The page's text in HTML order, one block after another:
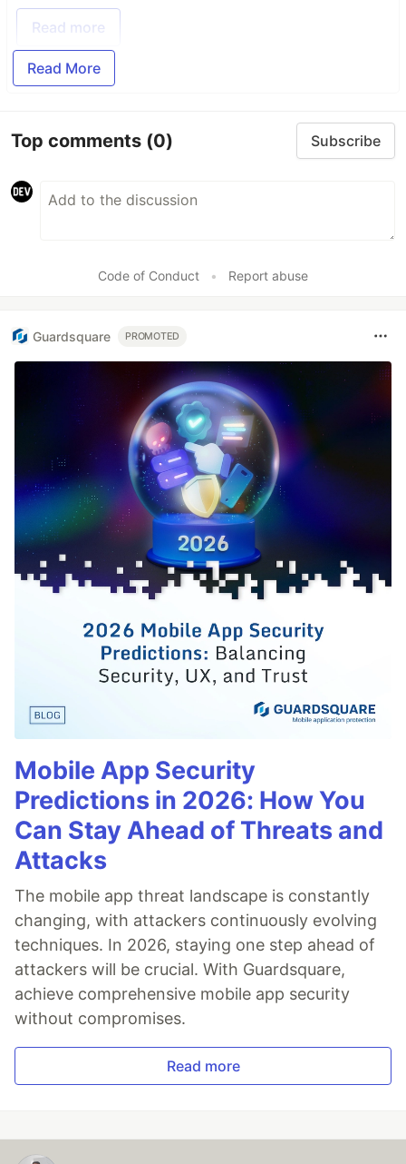
Read more
Read More
Top comments (0) Subscribe
Code of Conduct • Report abuse
Guardsquare PROMOTED
Mobile App Security
Predictions in 2026: How You
Can Stay Ahead of Threats and
Attacks
The mobile app threat landscape is constantly
changing, with attackers continuously evolving
techniques. In 2026, staying one step ahead of
attackers will be crucial. With Guardsquare,
achieve comprehensive mobile app security
without compromises.
Read more